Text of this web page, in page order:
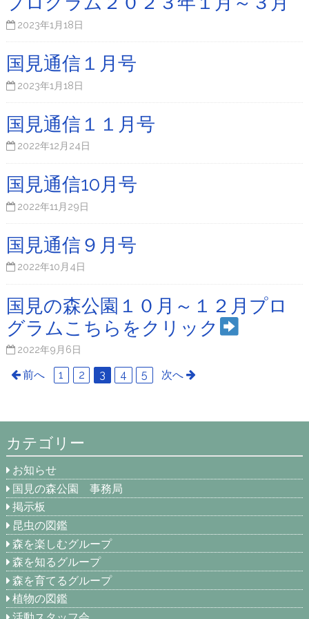
2023年1月18日
国見通信１月号
2023年1月18日
国見通信１１月号
2022年12月24日
国見通信10月号
2022年11月29日
国見通信９月号
2022年10月4日
国見の森公園１０月～１２月プロ
グラムこちらをクリック
2022年9月6日
前へ 1 2 3 4 5 次へ
カテゴリー
お知らせ
国見の森公園 事務局
掲示板
昆虫の図鑑
森を楽しむグループ
森を知るグループ
森を育てるグループ
植物の図鑑